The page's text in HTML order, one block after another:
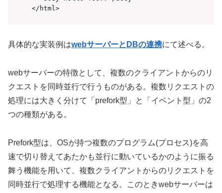
</html>
具体的な実装例はwebサーバーとDBの連携にて述べる。
webサーバーの特徴として、複数のクライアントからのリ
クエストを同時並行で行うものがある。複数リクエストの
処理には大きく分けて「prefork型」と「イベント型」の2
つの種類がある。
Prefork型は、OSが持つ複数のプログラム(プロセス)を高
速で切り替えてあたかも並行に動いているかのように振る
舞う機能を用いて、複数クライアントからのリクエストを
同時並行で処理する機能となる。このときwebサーバーは